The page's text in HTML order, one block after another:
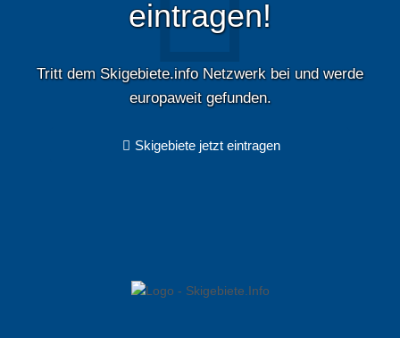
eintragen!
Tritt dem Skigebiete.info Netzwerk bei und werde
europaweit gefunden.
Skigebiete jetzt eintragen